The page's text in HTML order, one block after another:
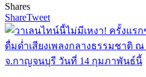
Shares
ShareTweet